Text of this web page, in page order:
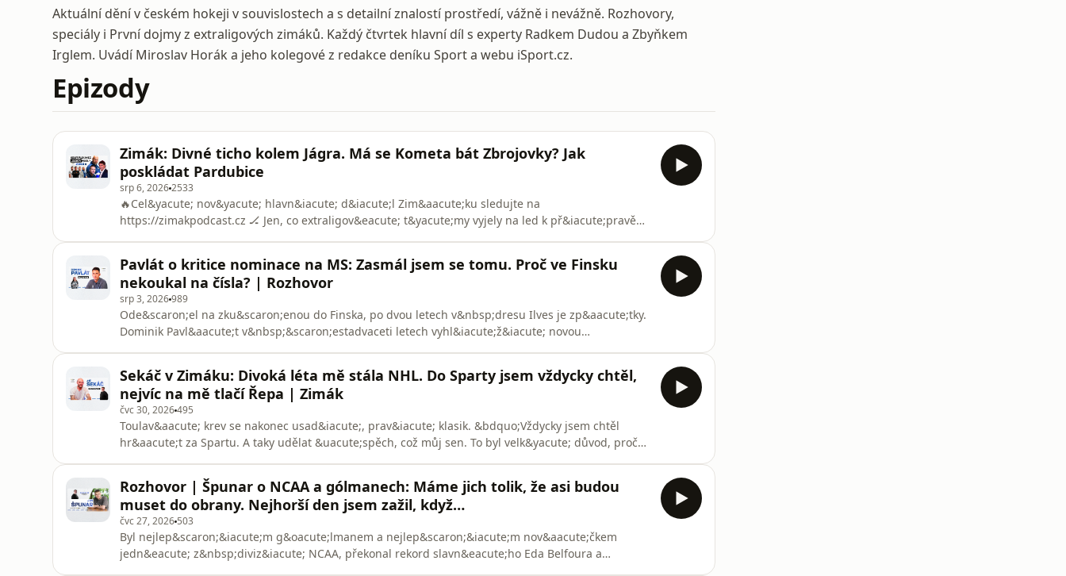
Aktuální dění v českém hokeji v souvislostech a s detailní znalostí prostředí, vážně i nevážně. Rozhovory,
speciály i První dojmy z extraligových zimáků. Každý čtvrtek hlavní díl s experty Radkem Dudou a Zbyňkem
Irglem. Uvádí Miroslav Horák a jeho kolegové z redakce deníku Sport a webu iSport.cz.
Epizody
Zimák: Divné ticho kolem Jágra. Má se Kometa bát Zbrojovky? Jak
poskládat Pardubice
srp 6, 20262533
🔥Cel&yacute; nov&yacute; hlavn&iacute; d&iacute;l Zim&aacute;ku sledujte na
https://zimakpodcast.cz 🏒 Jen, co extraligov&eacute; t&yacute;my vyjely na led k př&iacute;pravě
zejm&eacute;na Radek Duda, nech&aacute;paj&iac
Pavlát o kritice nominace na MS: Zasmál jsem se tomu. Proč ve Finsku
nekoukal na čísla? | Rozhovor
srp 3, 2026989
Ode&scaron;el na zku&scaron;enou do Finska, po dvou letech v&nbsp;dresu Ilves je zp&aacute;tky.
Dominik Pavl&aacute;t v&nbsp;&scaron;estadvaceti letech vyhl&iacute;ž&iacute; novou
zn&iacute; možn&aacute; divně, mus&iacute;
Sekáč v Zimáku: Divoká léta mě stála NHL. Do Sparty jsem vždycky chtěl,
nejvíc na mě tlačí Řepa | Zimák
čvc 30, 2026495
Toulav&aacute; krev se nakonec usad&iacute;, prav&iacute; klasik. &bdquo;Vždycky jsem chtěl
hr&aacute;t za Spartu. A taky udělat &uacute;spěch, což můj sen. To byl velk&yacute; důvod, proč
Host pořadu Zim&aacute;k za pražsk&yacute; t&yacute;m už nastupoval. Přev&aacute;žnou
č&aacute;st kari&eacute;ry v
Rozhovor | Špunar o NCAA a gólmanech: Máme jich tolik, že asi budou
muset do obrany. Nejhorší den jsem zažil, když…
čvc 27, 2026 503
Byl nejlep&scaron;&iacute;m g&oacute;lmanem a nejlep&scaron;&iacute;m nov&aacute;čkem
jedn&eacute; z&nbsp;diviz&iacute; NCAA, překonal rekord slavn&eacute;ho Eda Belfoura a